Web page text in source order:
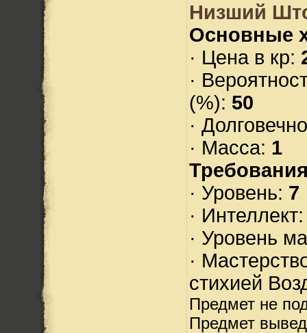
Низший
Основные
· Цена в кр:
·
(%): 50
·
· Масса: 1
· Уровень: 7
·
· Уровень
·
стихией
Предмет не
Предмет